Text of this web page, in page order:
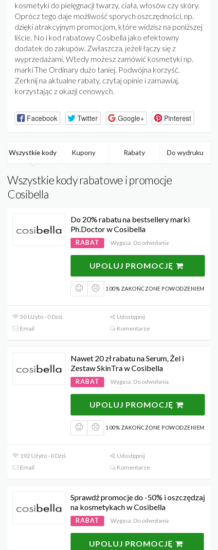
kosmetyki do pielęgnacji twarzy, ciała, włosów czy skóry.
Oprócz tego daje możliwość sporych oszczędności, np.
dzięki atrakcyjnym promocjom, które widzisz na poniższej
liście. No i kod rabatowy Cosibella jako efektowny
dodatek do zakupów. Zwłaszcza, jeżeli łączy się z
wyprzedażami. Wtedy możesz zamówić kosmetyki np.
marki The Ordinary dużo taniej. Podwójna korzyść.
Zerknij na aktualne rabaty, czytaj opinie i zamawiaj,
korzystając z okazji cenowych.
Facebook Twitter Google+ Pinterest
Wszystkie kody Kupony Rabaty Do wydruku
Wszystkie kody rabatowe i promocje
Cosibella
Do 20% rabatu na bestsellery marki
Ph.Doctor w Cosibella
RABAT Wygasa: Do odwołania
UPOLUJ PROMOCJĘ
100% ZAKOŃCZONE POWODZENIEM
50 Użyto - 0 Dziś
Udostępnij
Email
Komentarze
Nawet 20 zł rabatu na Serum, Żel i
Zestaw SkinTra w Cosibella
RABAT Wygasa: Do odwołania
UPOLUJ PROMOCJĘ
100% ZAKOŃCZONE POWODZENIEM
192 Użyto - 0 Dziś
Udostępnij
Email
Komentarze
Sprawdź promocje do -50% i oszczędzaj
na kosmetykach w Cosibella
RABAT Wygasa: Do odwołania
UPOLUJ PROMOCJĘ